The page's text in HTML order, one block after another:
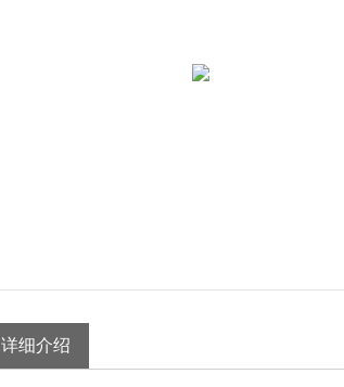
详细介绍